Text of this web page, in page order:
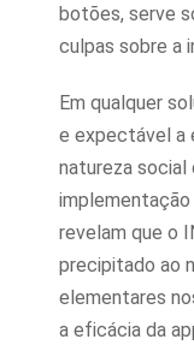
botões, serve
culpas sobre a
Em qualquer
e expectável a
natureza social
revelam que o
precipitado ao
elementares
a eficácia da